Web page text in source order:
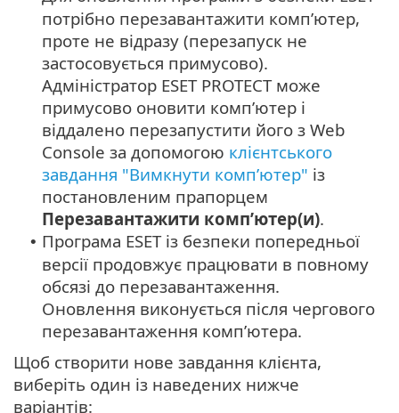
потрібно перезавантажити комп’ютер,
проте не відразу (перезапуск не
застосовується примусово).
Адміністратор ESET PROTECT може
примусово оновити комп’ютер і
віддалено перезапустити його з Web
Console за допомогою клієнтського
завдання "Вимкнути комп’ютер" із
постановленим прапорцем
Перезавантажити комп’ютер(и).
• Програма ESET із безпеки попередньої
версії продовжує працювати в повному
обсязі до перезавантаження.
Оновлення виконується після чергового
перезавантаження комп’ютера.
Щоб створити нове завдання клієнта,
виберіть один із наведених нижче
варіантів: